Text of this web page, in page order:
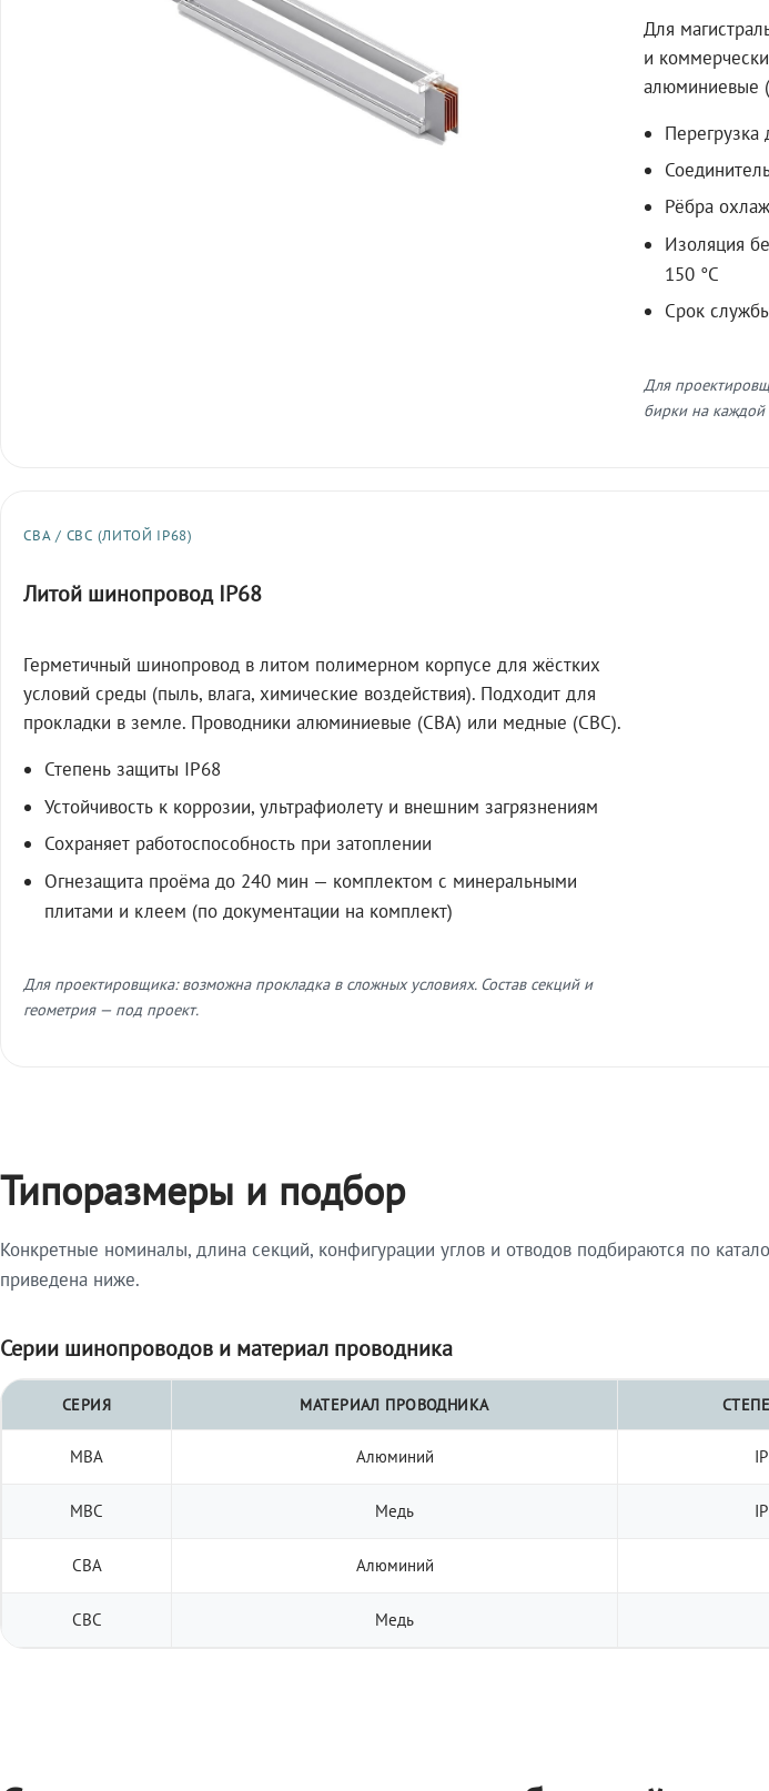
Для
и
алюминиевые
Рёбра
Изоляция
150 °C
Срок
Для
бирки на каждой
СВА / СВС (ЛИТОЙ IP68)
Литой шинопровод IP68
Герметичный шинопровод в литом полимерном корпусе для жёстких
условий среды (пыль, влага, химические воздействия). Подходит для
прокладки в земле. Проводники алюминиевые (СВА) или медные (СВС).
Степень защиты IP68
Устойчивость к коррозии, ультрафиолету и внешним загрязнениям
Сохраняет работоспособность при затоплении
Огнезащита проёма до 240 мин — комплектом с минеральными
плитами и клеем (по документации на комплект)
Для проектировщика: возможна прокладка в сложных условиях. Состав секций и
геометрия — под проект.
Типоразмеры и подбор
Конкретные номиналы, длина секций, конфигурации углов и отводов подбираются по
приведена ниже.
Серии шинопроводов и материал проводника
СЕРИЯ МАТЕРИАЛ ПРОВОДНИКА
МВА Алюминий
МВС Медь
СВА Алюминий
СВС Медь